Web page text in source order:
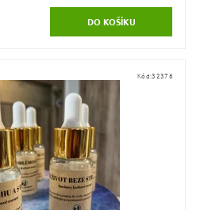
Kód:32376